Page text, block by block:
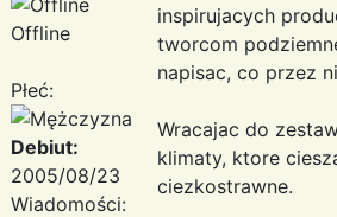
Offline
Płeć:
Debiut:
2005/08/23
Wiadomości:
inspirujacych
tworcom
napisac, co przez
Wracajac do
klimaty, ktore
ciezkostrawne.